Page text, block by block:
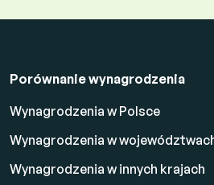
Porównanie wynagrodzenia
Wynagrodzenia w Polsce
Wynagrodzenia w
Wynagrodzenia w innych krajach